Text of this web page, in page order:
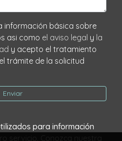
protección de datos asi como el aviso legal y la
y acepto el tratamiento
trámite de la solicitud
Enviar
para información